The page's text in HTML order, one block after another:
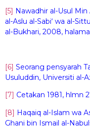
[5] Nawadhir al-Usul
al-Aslu al-Sabi‘ wa al-
al-Bukhari, 2008,
[6] Seorang pensyarah
Usuluddin, Universiti al-
[7] Cetakan 1981, hlmn
[8] Haqaiq al-Islam wa
Ghani bin Ismail al-